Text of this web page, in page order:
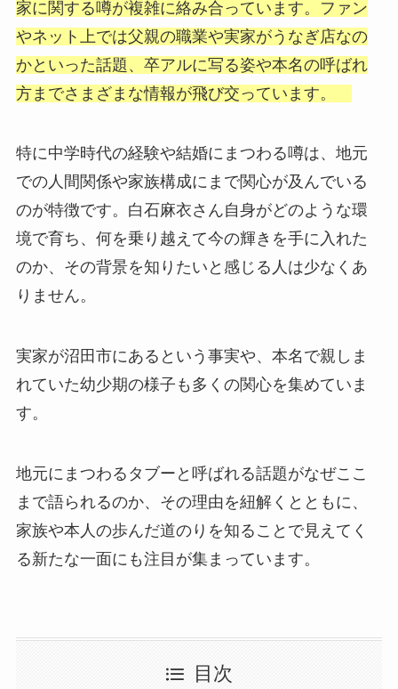
家に関する噂が複雑に絡み合っています。ファン
やネット上では父親の職業や実家がうなぎ店なの
かといった話題、卒アルに写る姿や本名の呼ばれ
方までさまざまな情報が飛び交っています。
特に中学時代の経験や結婚にまつわる噂は、地元
での人間関係や家族構成にまで関心が及んでいる
のが特徴です。白石麻衣さん自身がどのような環
境で育ち、何を乗り越えて今の輝きを手に入れた
のか、その背景を知りたいと感じる人は少なくあ
りません。
実家が沼田市にあるという事実や、本名で親しま
れていた幼少期の様子も多くの関心を集めていま
す。
地元にまつわるタブーと呼ばれる話題がなぜここ
まで語られるのか、その理由を紐解くとともに、
家族や本人の歩んだ道のりを知ることで見えてく
る新たな一面にも注目が集まっています。
目次